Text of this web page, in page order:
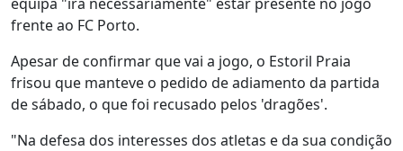
frente ao FC Porto.
Apesar de confirmar que vai a jogo, o Estoril Praia
frisou que manteve o pedido de adiamento da partida
de sábado, o que foi recusado pelos 'dragões'.
"Na defesa dos interesses dos atletas e da sua condição